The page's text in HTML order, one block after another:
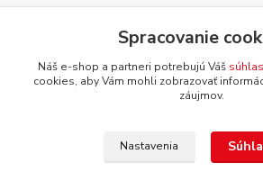
+421 911 990 200
info@homehifi.sk
Spracovanie
Náš e-shop a partneri potrebujú Váš súhlas
cookies, aby Vám mohli zobrazovať
záujmov.
Nastavenia